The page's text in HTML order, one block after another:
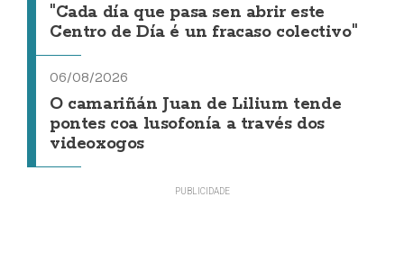
"Cada día que pasa sen abrir este
Centro de Día é un fracaso colectivo"
06/08/2026
O camariñán Juan de Lilium tende
pontes coa lusofonía a través dos
videoxogos